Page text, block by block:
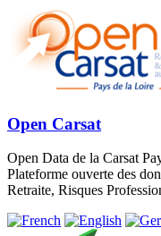
Open Carsat
Open Data de la Carsat
Plateforme ouverte des
Retraite, Risques